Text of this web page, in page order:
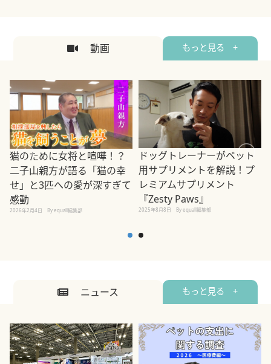
動画 もっと見る +
猫のために女将と喧嘩！？
二子山親方が語る「猫の幸
せ」と3匹への愛が深すぎて
感動
2026年2月4日 By equall編集部
ドッグトレーナーがペット
用サプリメントを解説！プ
レミアムサプリメント
『Zesty Paws』
2025年8月8日 By equall編集部
ニュース もっと見る +